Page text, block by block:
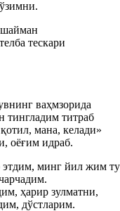
тескари
ваҳмзорида
тингладим титраб
мана, келади»
оёғим идраб.
минг йил жим
ҳарир зулматни,
дўстларим.